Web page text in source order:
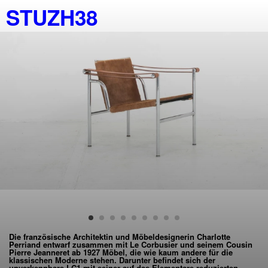
STUZH38
Die französische Architektin und Möbeldesignerin Charlotte
Perriand entwarf zusammen mit Le Corbusier und seinem Cousin
Pierre Jeanneret ab 1927 Möbel, die wie kaum andere für die
klassischen Moderne stehen. Darunter befindet sich der